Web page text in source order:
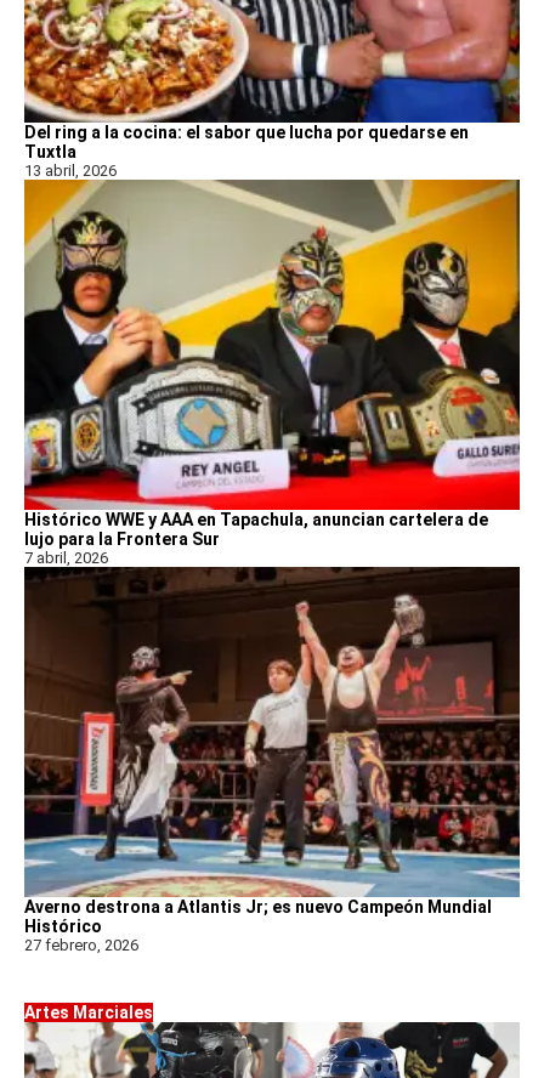
Del ring a la cocina: el sabor que lucha por quedarse en
Tuxtla
13 abril, 2026
Histórico WWE y AAA en Tapachula, anuncian cartelera de
lujo para la Frontera Sur
7 abril, 2026
Averno destrona a Atlantis Jr; es nuevo Campeón Mundial
Histórico
27 febrero, 2026
Artes Marciales